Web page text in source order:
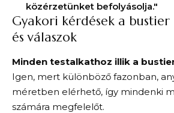
közérzetünket befolyásolja."
Gyakori kérdések a
és válaszok
Minden testalkathoz illik a
Igen, mert különböző fazonban,
méretben elérhető, így mindenki
számára megfelelőt.